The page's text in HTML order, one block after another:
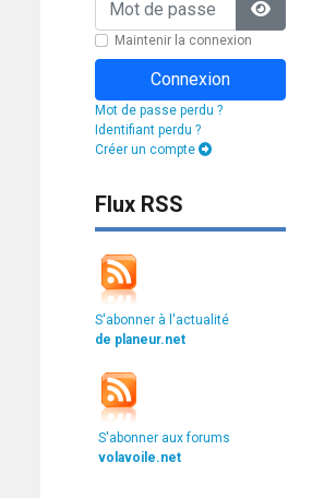
Afficher
Maintenir la connexion
Connexion
Mot de passe perdu ?
Identifiant perdu ?
Créer un compte
Flux RSS
S'abonner à l'actualité
de planeur.net
S'abonner aux forums
volavoile.net